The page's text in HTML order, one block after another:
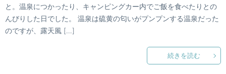
と。温泉につかったり、キャンピングカー内でご飯を食べたりとの
んびりした日でした。 温泉は硫黄の匂いがプンプンする温泉だった
のですが、露天風 […]
続きを読む